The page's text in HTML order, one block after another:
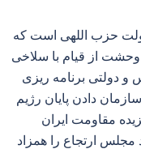
حزب اللهی است که
وحشت از قیام با سلاخی
و دولتی برنامه ریزی
دادن پایان رژیم
مقاومت ایران
مجلس ارتجاع را همزاد